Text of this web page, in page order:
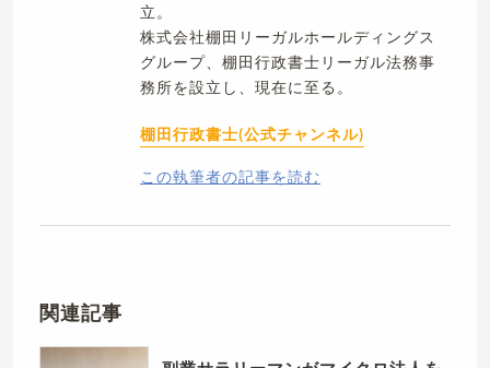
立。
株式会社棚田リーガルホールディングス
グループ、棚田行政書士リーガル法務事
務所を設立し、現在に至る。
棚田行政書士(公式チャンネル)
この執筆者の記事を読む
関連記事